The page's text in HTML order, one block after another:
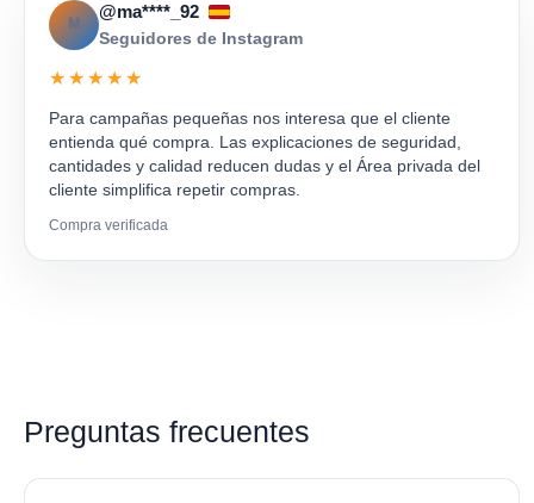
M
@ma****_92
Seguidores de Instagram
★★★★★
Para campañas pequeñas nos interesa que el cliente
entienda qué compra. Las explicaciones de seguridad,
cantidades y calidad reducen dudas y el Área privada del
cliente simplifica repetir compras.
Compra verificada
Preguntas frecuentes